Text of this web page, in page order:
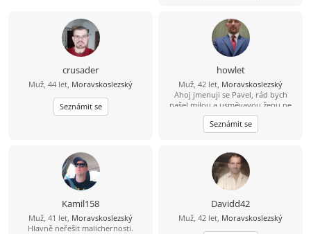
crusader
Muž, 44 let, Moravskoslezský
Seznámit se
howlet
Muž, 42 let, Moravskoslezský
Ahoj jmenuji se Pavel, rád bych
našel milou a usměvavou ženu ne
jen na pokec ale pokud možno i na
vážný vztah mezi 26 a 49 lety, pokud
budeš chtít ozvi se, budu moc rád
Seznámit se
Kamil158
Muž, 41 let, Moravskoslezský
Hlavně neřešit malichernosti.
Davidd42
Muž, 42 let, Moravskoslezský